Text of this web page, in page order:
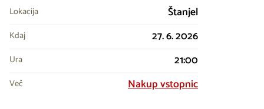
Lokacija Štanjel
Kdaj 27. 6. 2026
Ura 21:00
Več Nakup vstopnic